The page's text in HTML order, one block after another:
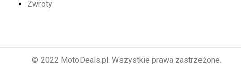
Zwroty
© 2022 MotoDeals.pl. Wszystkie prawa zastrzeżone.